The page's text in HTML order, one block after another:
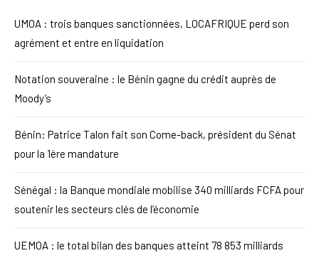
UMOA : trois banques sanctionnées, LOCAFRIQUE perd son
agrément et entre en liquidation
Notation souveraine : le Bénin gagne du crédit auprès de
Moody’s
Bénin: Patrice Talon fait son Come-back, président du Sénat
pour la 1ère mandature
Sénégal : la Banque mondiale mobilise 340 milliards FCFA pour
soutenir les secteurs clés de l’économie
UEMOA : le total bilan des banques atteint 78 853 milliards